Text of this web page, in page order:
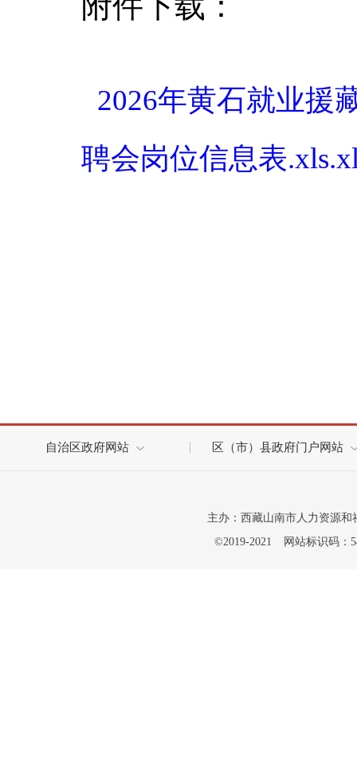
2026年黄石就业援
聘会岗位信息表
自治区政府网站 区（市）县政府门户网站
主办：西藏山南市人力资源和
©2019-2021
网站标识码：